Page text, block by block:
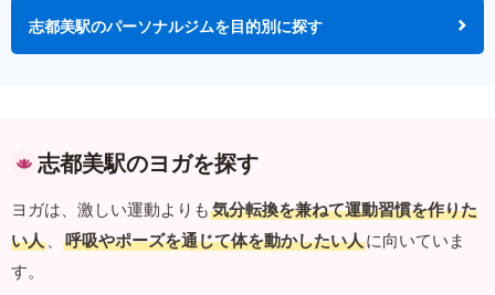
志都美駅のパーソナルジムを目的別に探す
志都美駅のヨガを探す
ヨガは、激しい運動よりも 気分転換を兼ねて運動習慣を作りた
い人 、 呼吸やポーズを通じて体を動かしたい人に向いていま
す。